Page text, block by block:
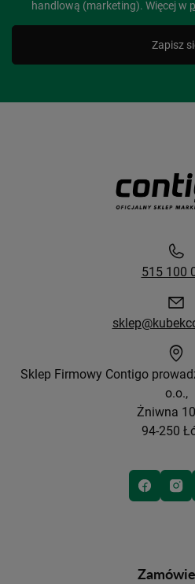
handlową (marketing). Więcej w
Zapisz
515 100
Sklep Firmowy Contigo
o.o.,
Żniwna
94-250